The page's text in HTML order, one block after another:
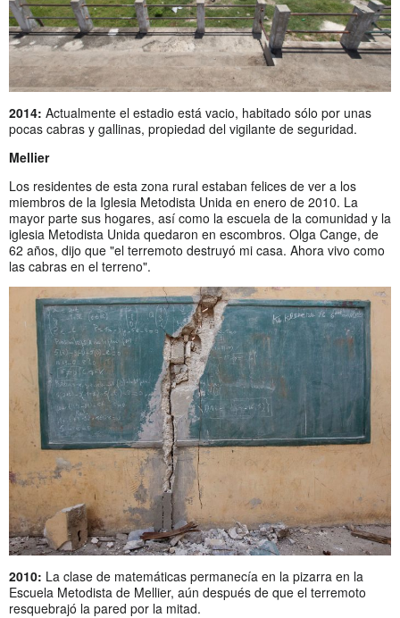
2014: Actualmente el estadio está vacio, habitado sólo por unas
pocas cabras y gallinas, propiedad del vigilante de seguridad.
Mellier
Los residentes de esta zona rural estaban felices de ver a los
miembros de la Iglesia Metodista Unida en enero de 2010. La
mayor parte sus hogares, así como la escuela de la comunidad y la
iglesia Metodista Unida quedaron en escombros. Olga Cange, de
62 años, dijo que "el terremoto destruyó mi casa. Ahora vivo como
las cabras en el terreno".
2010: La clase de matemáticas permanecía en la pizarra en la
Escuela Metodista de Mellier, aún después de que el terremoto
resquebrajó la pared por la mitad.